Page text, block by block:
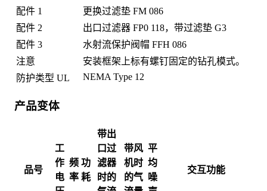
配件 1
更换过滤垫 FM 086
配件 2
出口过滤器 FP0 118，带过滤垫 G3
配件 3
水射流保护阀帽 FFH 086
注意
安装框架上标有螺钉固定的钻孔模式。
防护类型 UL
NEMA Type 12
产品变体
品号
工
作
电
频
率
功
耗
带出
口过
滤器
时的
带风
机时
的气
平
均
噪
交互功能